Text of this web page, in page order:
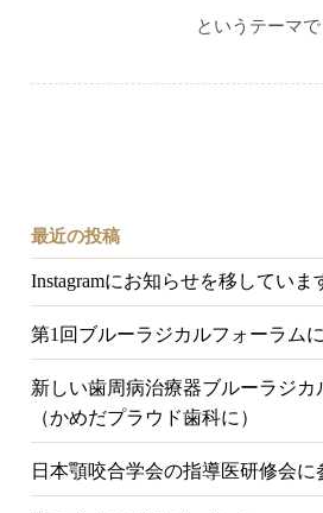
というテーマで
最近の投稿
Instagramにお知らせを移していま
第1回ブルーラジカルフォーラム
新しい歯周病治療器ブルーラジカ
（かめだプラウド歯科に）
日本顎咬合学会の指導医研修会に